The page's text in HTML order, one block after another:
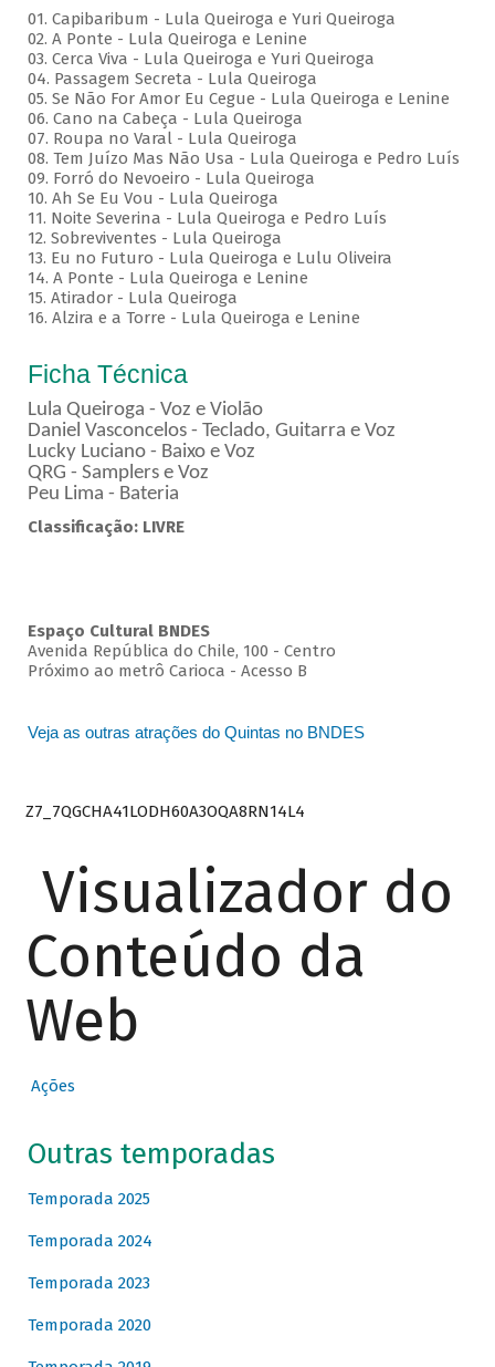
01. Capibaribum - Lula Queiroga e Yuri Queiroga
02. A Ponte - Lula Queiroga e Lenine
03. Cerca Viva - Lula Queiroga e Yuri Queiroga
04. Passagem Secreta - Lula Queiroga
05. Se Não For Amor Eu Cegue - Lula Queiroga e Lenine
06. Cano na Cabeça - Lula Queiroga
07. Roupa no Varal - Lula Queiroga
08. Tem Juízo Mas Não Usa - Lula Queiroga e Pedro Luís
09. Forró do Nevoeiro - Lula Queiroga
10. Ah Se Eu Vou - Lula Queiroga
11. Noite Severina - Lula Queiroga e Pedro Luís
12. Sobreviventes - Lula Queiroga
13. Eu no Futuro - Lula Queiroga e Lulu Oliveira
14. A Ponte - Lula Queiroga e Lenine
15. Atirador - Lula Queiroga
16. Alzira e a Torre - Lula Queiroga e Lenine
Ficha Técnica
Lula Queiroga - Voz e Violão
Daniel Vasconcelos - Teclado, Guitarra e Voz
Lucky Luciano - Baixo e Voz
QRG - Samplers e Voz
Peu Lima - Bateria
Classificação: LIVRE
Espaço Cultural BNDES
Avenida República do Chile, 100 - Centro
Próximo ao metrô Carioca - Acesso B
Veja as outras atrações do Quintas no BNDES
Z7_7QGCHA41LODH60A3OQA8RN14L4
Visualizador do
Conteúdo da
Web
Ações
Outras temporadas
Temporada 2025
Temporada 2024
Temporada 2023
Temporada 2020